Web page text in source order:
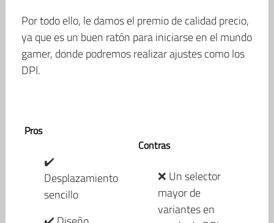
Por todo ello, le damos el premio de calidad precio,
ya que es un buen ratón para iniciarse en el mundo
gamer, donde podremos realizar ajustes como los
DPI.
Pros
✔️
Desplazamiento
sencillo
Contras
❌ Un selector
mayor de
variantes en